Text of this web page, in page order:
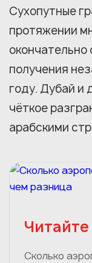
Сухопутные
протяжении
получения
году. Дубай и
чёткое
арабскими
Сколько